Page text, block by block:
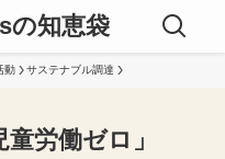
の知恵袋
動 サステナブル調達
労働ゼロ」